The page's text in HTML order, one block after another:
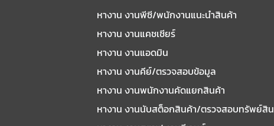
หางาน งานพีซี/พนักงานแนะนําสินค้า
หางาน งานแคชเชียร์
หางาน งานแอดมิน
หางาน งานคีย์/ตรวจสอบข้อมูล
หางาน งานพนักงานคัดแยกสินค้า
หางาน งานนับสต็อกสินค้า/ตรวจสอบทรัพย์สิน